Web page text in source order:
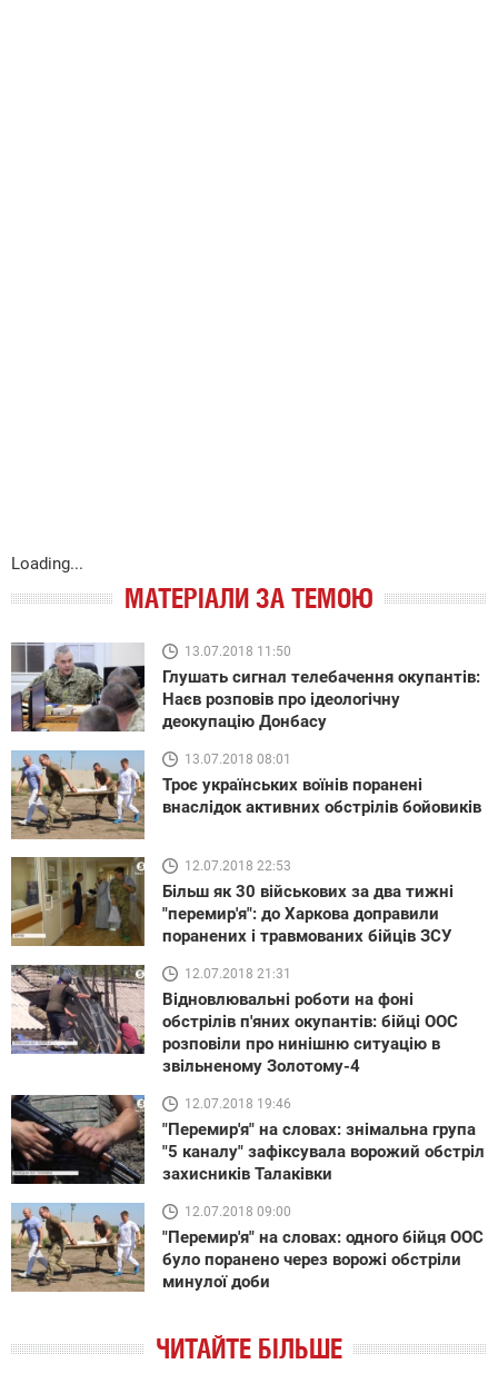
Loading...
МАТЕРІАЛИ ЗА ТЕМОЮ
13.07.2018 11:50
Глушать сигнал телебачення окупантів:
Наєв розповів про ідеологічну
деокупацію Донбасу
13.07.2018 08:01
Троє українських воїнів поранені
внаслідок активних обстрілів бойовиків
12.07.2018 22:53
Більш як 30 військових за два тижні
"перемир'я": до Харкова доправили
поранених і травмованих бійців ЗСУ
12.07.2018 21:31
Відновлювальні роботи на фоні
обстрілів п'яних окупантів: бійці ООС
розповіли про нинішню ситуацію в
звільненому Золотому-4
12.07.2018 19:46
"Перемир'я" на словах: знімальна група
"5 каналу" зафіксувала ворожий обстріл
захисників Талаківки
12.07.2018 09:00
"Перемир'я" на словах: одного бійця ООС
було поранено через ворожі обстріли
минулої доби
ЧИТАЙТЕ БІЛЬШЕ